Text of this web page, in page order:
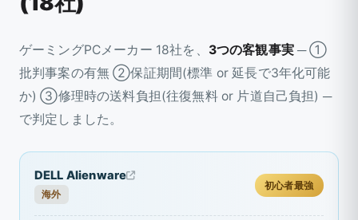
ゲーミングPCメーカー 18社を、 3つの客観事実─ ①
批判事案の有無 ②保証期間(標準 or 延長で3年化可能
か) ③修理時の送料負担(往復無料 or 片道自己負担) ─
で判定しました。
DELL Alienware
海外
初心者最強